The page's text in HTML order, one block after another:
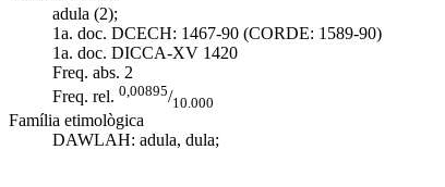
adula (2);
1a. doc. DCECH: 1467-90 (CORDE: 1589-90)
1a. doc. DICCA-XV 1420
Freq. abs. 2
Freq. rel. 0,00895/10.000
Família etimològica
DAWLAH: adula, dula;